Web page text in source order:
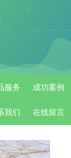
服务 成功案例
我们 在线留言